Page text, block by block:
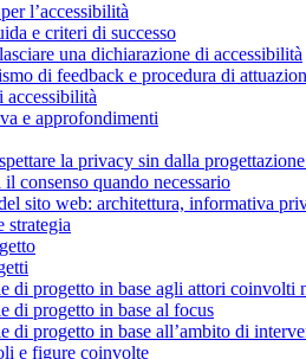
l’accessibilità
e criteri di successo
una dichiarazione di accessibilità
di feedback e procedura di
e approfondimenti
la privacy sin dalla
consenso quando necessario
sito web: architettura, informativa
strategia
di progetto in base agli attori coinvolti
di progetto in base al focus
di progetto in base all’ambito di
e figure coinvolte